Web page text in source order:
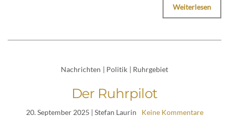
Weiterlesen
Nachrichten | Politik | Ruhrgebiet
Der Ruhrpilot
20. September 2025 | Stefan Laurin Keine Kommentare